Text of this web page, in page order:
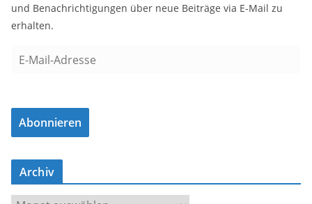
und Benachrichtigungen über neue Beiträge via E-Mail zu
erhalten.
a
l
-
d
Abonnieren
Archiv